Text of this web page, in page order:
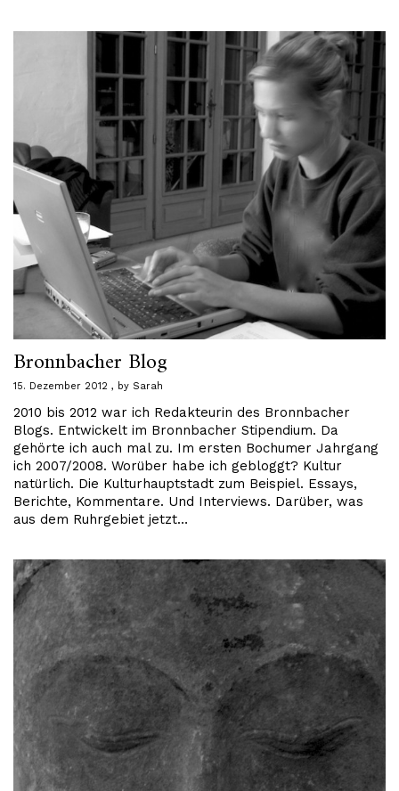
Bronnbacher Blog
15. Dezember 2012 by Sarah
2010 bis 2012 war ich Redakteurin des Bronnbacher
Blogs. Entwickelt im Bronnbacher Stipendium. Da
gehörte ich auch mal zu. Im ersten Bochumer Jahrgang
ich 2007/2008. Worüber habe ich gebloggt? Kultur
natürlich. Die Kulturhauptstadt zum Beispiel. Essays,
Berichte, Kommentare. Und Interviews. Darüber, was
aus dem Ruhrgebiet jetzt…